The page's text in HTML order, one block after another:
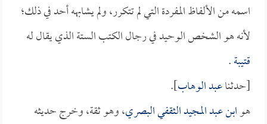
اسمه من الألفاظ المفردة التي لم تتكرر، ولم يشابهه أحد في ذلك؛
لأنه هو الشخص الوحيد في رجال الكتب الستة الذي يقال له
قتيبة.
[حدثناعبد الوهاب].
هوابن عبد المجيد الثقفي البصري، وهو ثقة، وخرج حديثه